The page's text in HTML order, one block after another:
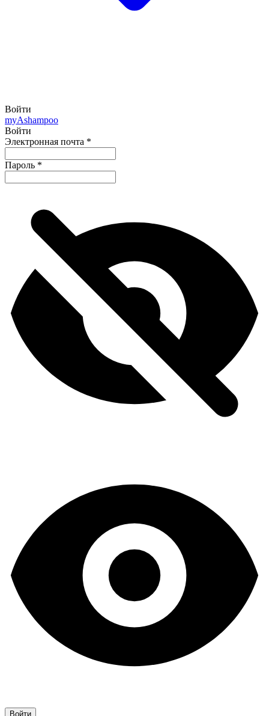
Войти
myAshampoo
Войти
Электронная почта *
Пароль *
Войти